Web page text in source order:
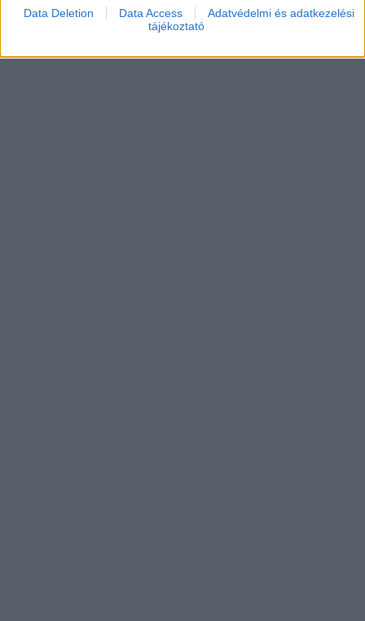
Data Deletion Data Access
Adatvédelmi és adatkezelési
tájékoztató